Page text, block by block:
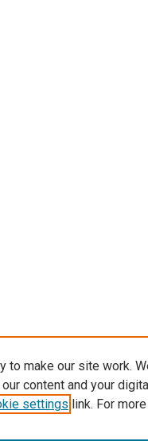
to make our site work.
content and your
settings link. For